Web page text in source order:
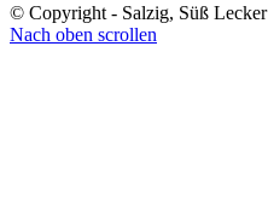
© Copyright - Salzig, Süß Lecker
Nach oben scrollen